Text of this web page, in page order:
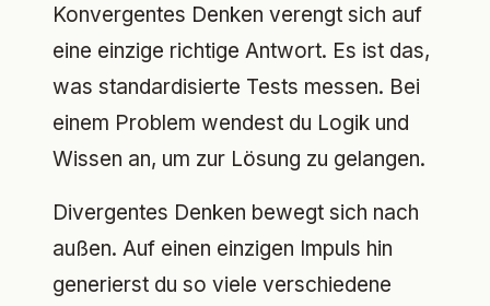
Konvergentes Denken verengt sich auf
eine einzige richtige Antwort. Es ist das,
was standardisierte Tests messen. Bei
einem Problem wendest du Logik und
Wissen an, um zur Lösung zu gelangen.
Divergentes Denken bewegt sich nach
außen. Auf einen einzigen Impuls hin
generierst du so viele verschiedene